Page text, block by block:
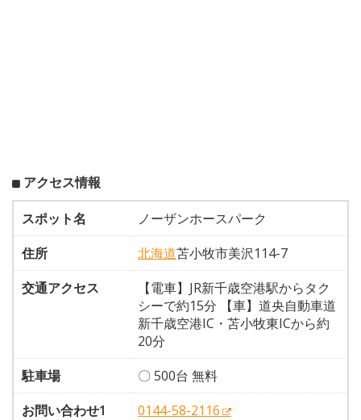
アクセス情報
スポット名
ノーザンホースパーク
住所
北海道苫小牧市美沢114-7
交通アクセス
【電車】JR新千歳空港駅からタク
シーで約15分 【車】道央自動車道
新千歳空港IC・苫小牧東ICから約
20分
駐車場
〇 500台 無料
お問い合わせ1
0144-58-2116